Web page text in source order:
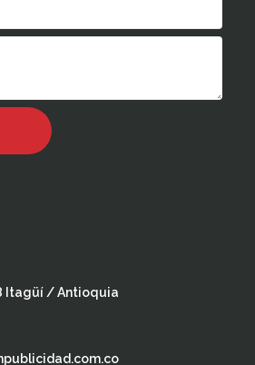
Itagüí / Antioquia